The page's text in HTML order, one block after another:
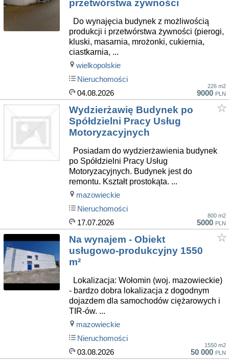
przetwórstwa żywności
Do wynajęcia budynek z możliwością
produkcji i przetwórstwa żywności (pierogi,
kluski, masarnia, mrożonki, cukiernia,
ciastkarnia, ...
wielkopolskie
Nieruchomości
04.08.2026
226 m2
9000 PLN
Wydzierżawię Budynek po
Spółdzielni Pracy Usług
Motoryzacyjnych
Posiadam do wydzierżawienia budynek
po Spółdzielni Pracy Usług
Motoryzacyjnych. Budynek jest do
remontu. Kształt prostokąta. ...
mazowieckie
Nieruchomości
17.07.2026
800 m2
5000 PLN
Na wynajem - Obiekt
usługowo-produkcyjny 1550
m²
Lokalizacja: Wołomin (woj. mazowieckie)
- bardzo dobra lokalizacja z dogodnym
dojazdem dla samochodów ciężarowych i
TIR-ów. ...
mazowieckie
Nieruchomości
03.08.2026
1550 m2
50 000 PLN